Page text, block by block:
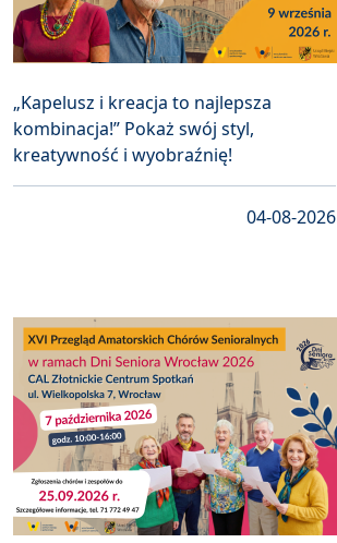
„Kapelusz i kreacja to najlepsza
kombinacja!” Pokaż swój styl,
kreatywność i wyobraźnię!
04-08-2026